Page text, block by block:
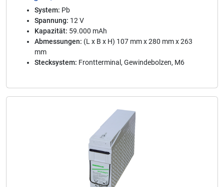
System: Pb
Spannung: 12 V
Kapazität: 59.000 mAh
Abmessungen: (L x B x H) 107 mm x 280 mm x 263
mm
Stecksystem: Frontterminal, Gewindebolzen, M6